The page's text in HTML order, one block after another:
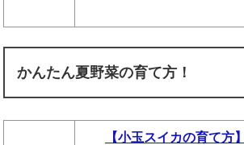
かんたん夏野菜の育て方！
【小玉スイカの育て方